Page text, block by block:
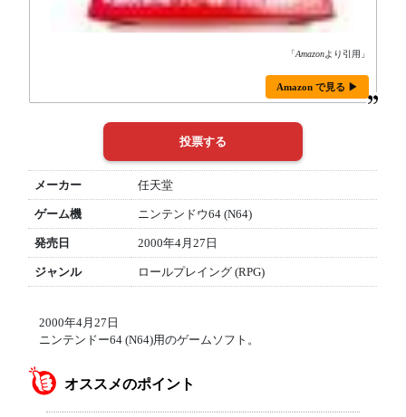
「Amazonより引用」
Amazon で見る ▶
メーカー 任天堂
ゲーム機 ニンテンドウ64 (N64)
発売日 2000年4月27日
ジャンル ロールプレイング (RPG)
2000年4月27日
ニンテンドー64 (N64)用のゲームソフト。
オススメのポイント